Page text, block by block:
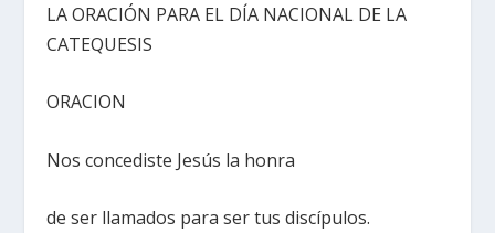
LA ORACIÓN PARA EL DÍA NACIONAL DE LA
CATEQUESIS
ORACION
Nos concediste Jesús la honra
de ser llamados para ser tus discípulos.